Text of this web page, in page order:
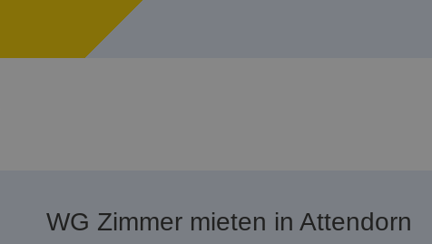
WG Zimmer mieten in Attendorn